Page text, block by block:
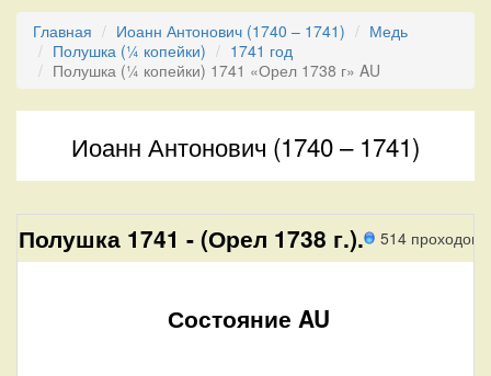
Главная Иоанн Антонович (1740 – 1741)
Медь
Полушка (¼ копейки)
1741 год
Полушка (¼ копейки) 1741 «Орел 1738 г» AU
Иоанн Антонович (1740 – 1741)
514 проходов
Полушка 1741 - (Орел 1738 г.).
Состояние AU